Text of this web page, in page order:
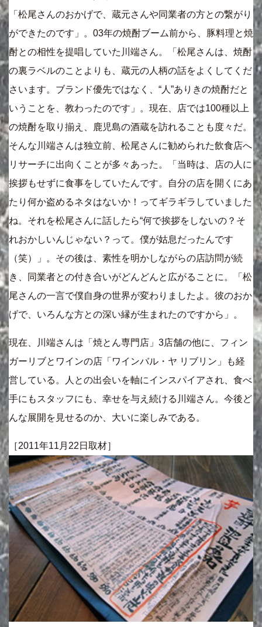
「松尾さんのおかげで、蔵元さんや同業者の方との繋がり
ができたのです」。03年の焼酎ブーム前から、豚料理と焼
酎との相性を提唱していた川端さん。「松尾さんは、焼酎
の裏ラベルのことよりも、蔵元の人柄の話をよくしてくだ
さいます。ブランド優先ではなく、“人”ありきの焼酎だと
いうことを、教わったのです」。現在、店では100種以上
の焼酎を取り揃え、鹿児島の酒蔵を訪れることも度々だ。
そんな川端さんは独立前、松尾さんに勧められた飲食店へ
リサーチに出向くことが多々あった。「当時は、店の人に
挨拶もせずに食事をしていたんです。自分の店を開くにあ
たり何か盗めるネタはないか！ってギラギラしていました
ね。それを松尾さんに話したら“何で挨拶をしないの？そ
れおかしいんじゃない？って。僕が姑息だったんです
（笑）」。その後は、素性を明かしながらの店訪問が続
き、同業者との付き合いがどんどんと広がることに。「松
尾さんの一言で僕自身の世界が変わりましたよ。彼のおか
げで、いろんな方との深い縁が生まれたのですから」。
現在、川端さんは「焼とん専門店」3店舗の他に、フィン
ガーリブとワインの店「ワインバル・ヤ リブリン」も経
営している。人との出会いを軸にインスパイアされ、食べ
手にもスタッフにも、幸せを与え続ける川端さん。今後ど
んな展開を見せるのか、大いに楽しみである。
［2011年11月22日取材］